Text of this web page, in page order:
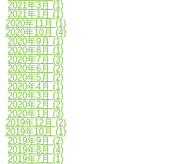
2021年3月 (1)
2021年1月 (1)
2020年11月 (1)
2020年10月 (4)
2020年9月 (1)
2020年8月 (1)
2020年7月 (3)
2020年6月 (2)
2020年5月 (2)
2020年4月 (1)
2020年3月 (1)
2020年2月 (2)
2020年1月 (3)
2019年12月 (2)
2019年10月 (1)
2019年9月 (2)
2019年8月 (4)
2019年7月 (1)